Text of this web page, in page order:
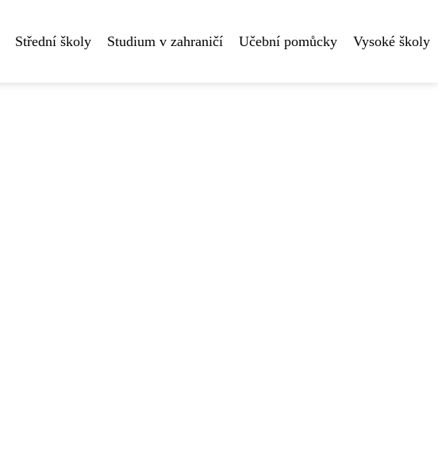
Střední školy Studium v zahraničí Učební pomůcky Vysoké školy